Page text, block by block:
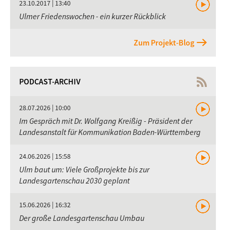
23.10.2017 | 13:40
Ulmer Friedenswochen - ein kurzer Rückblick
Zum Projekt-Blog
PODCAST-ARCHIV
28.07.2026 | 10:00
Im Gespräch mit Dr. Wolfgang Kreißig - Präsident der
Landesanstalt für Kommunikation Baden-Württemberg
24.06.2026 | 15:58
Ulm baut um: Viele Großprojekte bis zur
Landesgartenschau 2030 geplant
15.06.2026 | 16:32
Der große Landesgartenschau Umbau